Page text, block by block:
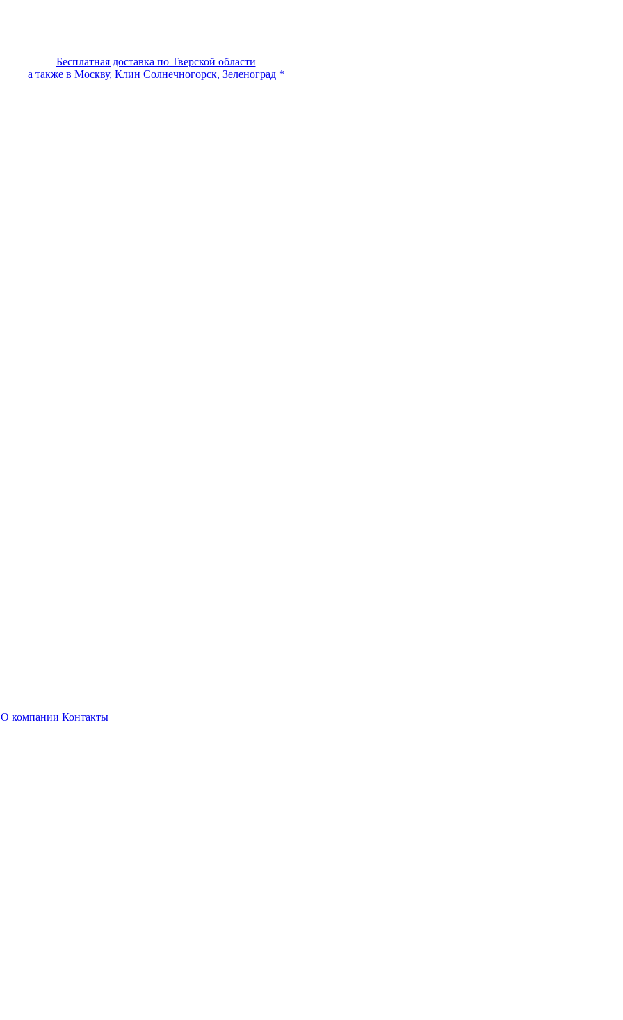
Бесплатная доставка по Тверской области
а также в Москву, Клин Солнечногорск, Зеленоград *
О компании Контакты